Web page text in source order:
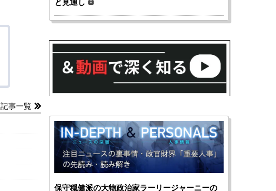
記事一覧
と見通し
保守穏健派の大物政治家ラーリージャーニーの